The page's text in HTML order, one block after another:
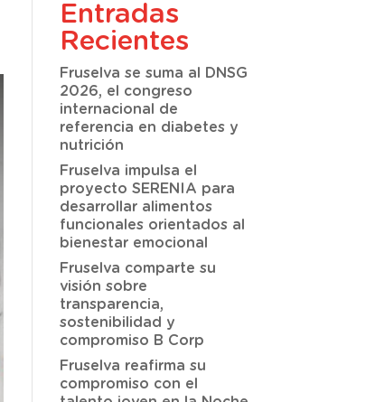
Entradas
Recientes
Fruselva se suma al DNSG
2026, el congreso
internacional de
referencia en diabetes y
nutrición
Fruselva impulsa el
proyecto SERENIA para
desarrollar alimentos
funcionales orientados al
bienestar emocional
Fruselva comparte su
visión sobre
transparencia,
sostenibilidad y
compromiso B Corp
Fruselva reafirma su
compromiso con el